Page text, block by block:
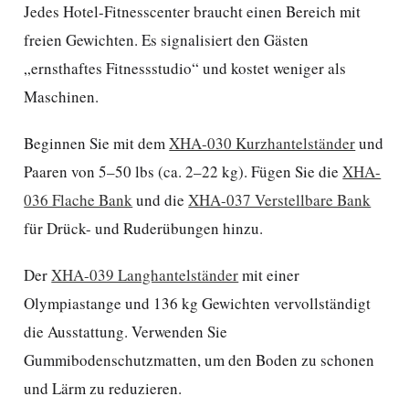
Jedes Hotel-Fitnesscenter braucht einen Bereich mit
freien Gewichten. Es signalisiert den Gästen
„ernsthaftes Fitnessstudio“ und kostet weniger als
Maschinen.
Beginnen Sie mit demXHA-030 Kurzhantelständerund
Paaren von 5–50 lbs (ca. 2–22 kg). Fügen Sie dieXHA-
036 Flache Bankund dieXHA-037 Verstellbare Bank
für Drück- und Ruderübungen hinzu.
DerXHA-039 Langhantelständermit einer
Olympiastange und 136 kg Gewichten vervollständigt
die Ausstattung. Verwenden Sie
Gummibodenschutzmatten, um den Boden zu schonen
und Lärm zu reduzieren.